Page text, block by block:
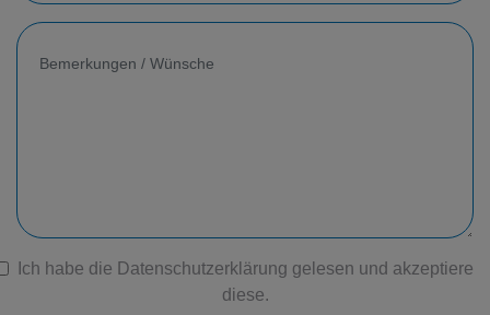
Ich habe die Datenschutzerklärung gelesen und akzeptiere
diese.